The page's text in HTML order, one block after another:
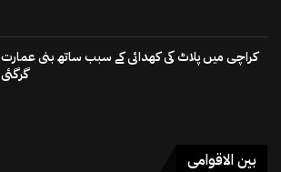
کراچی میں پلاٹ کی کھدائی کے سبب ساتھ بنی عمارت
گرگئی
بین الاقوامی